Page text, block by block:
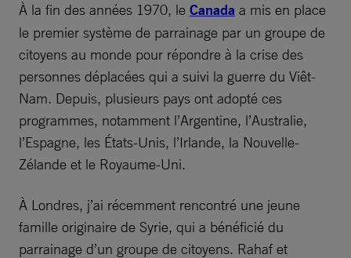
À la fin des années 1970, le Canada a mis en place
le premier système de parrainage par un groupe de
citoyens au monde pour répondre à la crise des
personnes déplacées qui a suivi la guerre du Viêt-
Nam. Depuis, plusieurs pays ont adopté ces
programmes, notamment l’Argentine, l’Australie,
l’Espagne, les États-Unis, l’Irlande, la Nouvelle-
Zélande et le Royaume-Uni.
À Londres, j’ai récemment rencontré une jeune
famille originaire de Syrie, qui a bénéficié du
parrainage d’un groupe de citoyens. Rahaf et